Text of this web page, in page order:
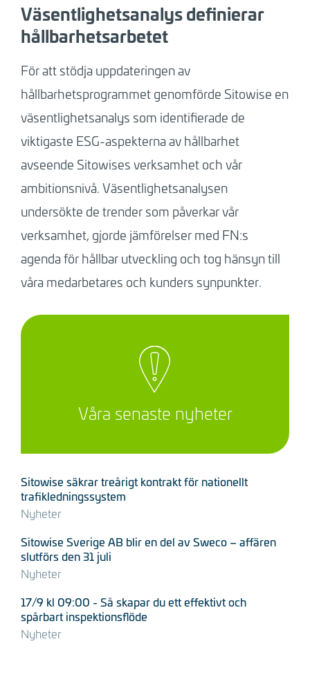
Väsentlighetsanalys definierar
hållbarhetsarbetet
För att stödja uppdateringen av
hållbarhetsprogrammet genomförde Sitowise en
väsentlighetsanalys som identifierade de
viktigaste ESG-aspekterna av hållbarhet
avseende Sitowises verksamhet och vår
ambitionsnivå. Väsentlighetsanalysen
undersökte de trender som påverkar vår
verksamhet, gjorde jämförelser med FN:s
agenda för hållbar utveckling och tog hänsyn till
våra medarbetares och kunders synpunkter.
Våra senaste nyheter
Sitowise säkrar treårigt kontrakt för nationellt
trafikledningssystem
Nyheter
Sitowise Sverige AB blir en del av Sweco – affären
slutförs den 31 juli
Nyheter
17/9 kl 09:00 - Så skapar du ett effektivt och
spårbart inspektionsflöde
Nyheter